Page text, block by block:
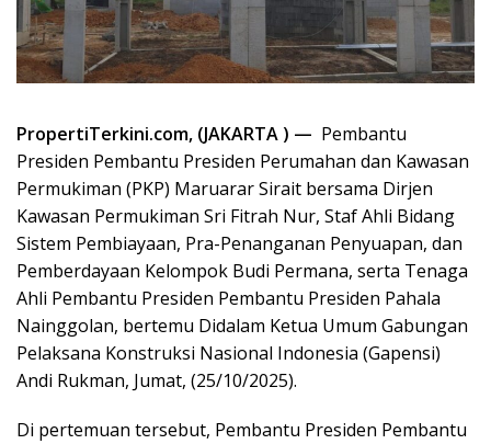
PropertiTerkini.com, (JAKARTA ) — Pembantu
Presiden Pembantu Presiden Perumahan dan Kawasan
Permukiman (PKP) Maruarar Sirait bersama Dirjen
Kawasan Permukiman Sri Fitrah Nur, Staf Ahli Bidang
Sistem Pembiayaan, Pra-Penanganan Penyuapan, dan
Pemberdayaan Kelompok Budi Permana, serta Tenaga
Ahli Pembantu Presiden Pembantu Presiden Pahala
Nainggolan, bertemu Didalam Ketua Umum Gabungan
Pelaksana Konstruksi Nasional Indonesia (Gapensi)
Andi Rukman, Jumat, (25/10/2025).
Di pertemuan tersebut, Pembantu Presiden Pembantu